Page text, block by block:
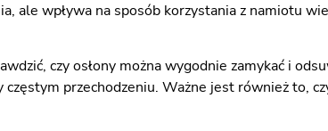
ale wpływa na sposób korzystania z namiotu
czy osłony można wygodnie zamykać i
częstym przechodzeniu. Ważne jest również to,